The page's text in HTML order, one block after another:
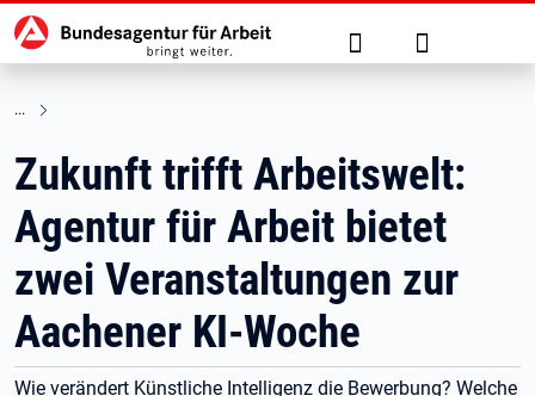
zu den Hauptinhalten springen
Hauptnavigation Suche Anmelden
Zukunft trifft Arbeitswelt:
Agentur für Arbeit bietet
zwei Veranstaltungen zur
Aachener KI-Woche
Wie verändert Künstliche Intelligenz die Bewerbung? Welche